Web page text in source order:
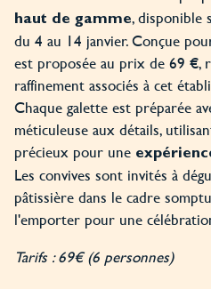
haut de gamme, disponible
du 4 au 14 janvier. Conçue
est proposée au prix de 69 €,
raffinement associés à cet
Chaque galette est préparée
méticuleuse aux détails,
précieux pour une
Les convives sont invités à
pâtissière dans le cadre
l'emporter pour une
Tarifs : 69€ (6 personnes)